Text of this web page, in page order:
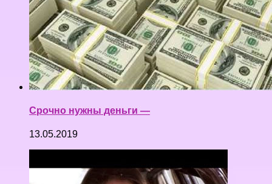
Срочно нужны деньги —
13.05.2019